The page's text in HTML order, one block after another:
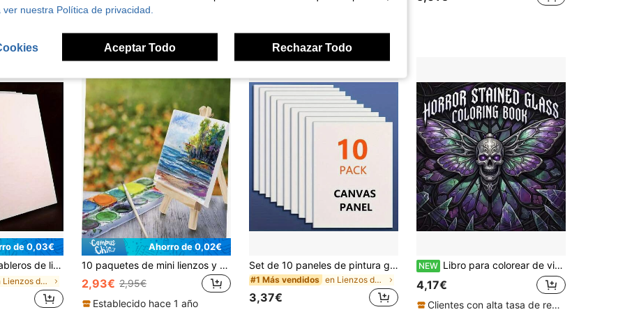
de 0,03€
12x12, 30,48x40,64cm - Adecuados para pintura acrílica, óleo, témpera y acuarela - Regalo perfecto para artistas y entusiastas de la pintura, suministros de arte | Lienzo de arte | Lienzo duradero
en Lienzos de pintura
Ahorro de 0,02€
10 paquetes de mini lienzos y caballetes de madera, tamaño del lienzo 4" X 4"; tamaño del caballete 3.1" X 5.9" para pintura, pintura al óleo y manualidades de garabatos, regalo de Navidad y vuelta al colegio
2,93€ 2,95€
Establecido hace 1 año
Set de 10 paneles de pintura grandes - Paneles de lienzo duraderos para pintura al óleo, aptos para óleo, acrílico, acuarela, témpera, pintura fluida, excelentes para artistas, estudiantes, aulas, estudios en casa, creación artística, limpios y resistentes
#1 Más vendidos en Lienzos de pintura
3,37€
NEW Libro para colorear de vitrales de terror: Diseño de vitral gótico con calavera ornamentada y polilla de la muerte, fondo de mosaico de cristal oscuro, páginas de arte de ventana de fantasía detallada y espeluznante para colorear como pasatiempo relajante
4,17€
Clientes con alta tasa de repetición
nuestra Política de privacidad.
Aceptar Todo Rechazar Todo